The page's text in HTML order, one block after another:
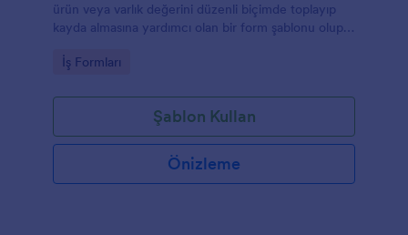
ürün veya varlık değerini düzenli biçimde toplayıp
kayda almasına yardımcı olan bir form şablonu olup
Go to Category:
İş Formları
Şablon Kullan
Önizleme